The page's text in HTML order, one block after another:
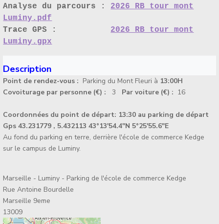
Analyse du parcours :
2026 RB tour mont
Luminy.pdf
Trace GPS : 2026 RB tour mont
Luminy.gpx
Description
Point de rendez-vous : Parking du Mont Fleuri à 13:00H
Covoiturage par personne (€) :3 Par voiture (€) : 16
Coordonnées du point de départ: 13:30 au parking de départ
Gps 43.231779 , 5.432113 43°13'54.4"N 5°25'55.6"E
Au fond du parking en terre, derrière l'école de commerce Kedge
sur le campus de Luminy.
Marseille - Luminy - Parking de l'école de commerce Kedge
Rue Antoine Bourdelle
Marseille 9eme
13009